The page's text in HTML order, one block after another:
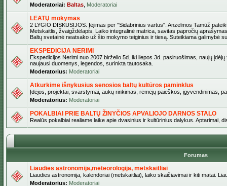
Moderatoriai: Baltas Moderatoriai
LEATŲ mokymas
2 LYGIO DISKUSIJOS. Įėjimas per "Sidabrinius vartus". Anzelmos Tamūž
Metskaitlis, žvaigždėlapis, Laiko integralinė matrica, savitas papročių
Baltų svetainė neatsako už šio mokymo teiginius ir tiesą. Suteikiama galimybė
EKSPEDICIJA NERIMI
Ekspedicijos Nerimi nuo 2007 birželio 5d. iki liepos 3d. pasiruošimas, naujų
naujausi duomenys, legendos, surinkta tautosaka.
Moderatorius: Moderatoriai
Atkurkime išnykusius senosios baltų kultūros paminklus
Įdėjos, projektai, svarstymai, aukų rinkimas, rėmėjų paieškos, įgyvendinimas,
Moderatorius: Moderatoriai
POKALBIAI PRIE BALTŲ ŽINYČIOS APVALIOJO DARNOS STALO
Realūs pokalbiai realiame laike apie dvasinius ir kultūrinius dalykus. Aptarimai,
Forumas
Liaudies astronomija,meteorologija, metskaitliai
Liaudies astronomija, kalendoriai (metskaitliai), laiko skaičiavimai ir kiti matai.
Moderatorius: Moderatoriai